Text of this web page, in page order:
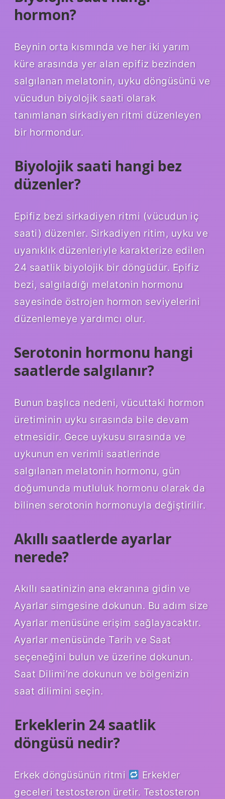
hormon?
Beynin orta kısmında ve her iki yarım
küre arasında yer alan epifiz bezinden
salgılanan melatonin, uyku döngüsünü ve
vücudun biyolojik saati olarak
tanımlanan sirkadiyen ritmi düzenleyen
bir hormondur.
Biyolojik saati hangi bez
düzenler?
Epifiz bezi sirkadiyen ritmi (vücudun iç
saati) düzenler. Sirkadiyen ritim, uyku ve
uyanıklık düzenleriyle karakterize edilen
24 saatlik biyolojik bir döngüdür. Epifiz
bezi, salgıladığı melatonin hormonu
sayesinde östrojen hormon seviyelerini
düzenlemeye yardımcı olur.
Serotonin hormonu hangi
saatlerde salgılanır?
Bunun başlıca nedeni, vücuttaki hormon
üretiminin uyku sırasında bile devam
etmesidir. Gece uykusu sırasında ve
uykunun en verimli saatlerinde
salgılanan melatonin hormonu, gün
doğumunda mutluluk hormonu olarak da
bilinen serotonin hormonuyla değiştirilir.
Akıllı saatlerde ayarlar
nerede?
Akıllı saatinizin ana ekranına gidin ve
Ayarlar simgesine dokunun. Bu adım size
Ayarlar menüsüne erişim sağlayacaktır.
Ayarlar menüsünde Tarih ve Saat
seçeneğini bulun ve üzerine dokunun.
Saat Dilimi’ne dokunun ve bölgenizin
saat dilimini seçin.
Erkeklerin 24 saatlik
döngüsü nedir?
Erkek döngüsünün ritmi
Erkekler
geceleri testosteron üretir. Testosteron